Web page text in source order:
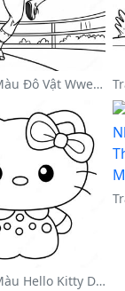
Trang Tô Màu Đô Vật Wwe Nhảy Lên Đối Thủ
Trang Tô Màu Hello Kitty Dễ Thương Với Nơ